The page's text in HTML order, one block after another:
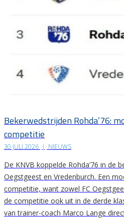
Bekerwedstrijden Rohda’76:
competitie
30 JULI 2026 | NIEUWS
De KNVB koppelde Rohda’76 in de
Oegstgeest en Vredenburch. Een
competitie, want zowel FC
de competitie ook uit in de derde
van trainer-coach Marco Lange